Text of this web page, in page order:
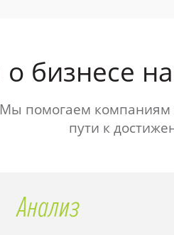
о бизнесе
Мы помогаем компаниям
пути к
Анализ